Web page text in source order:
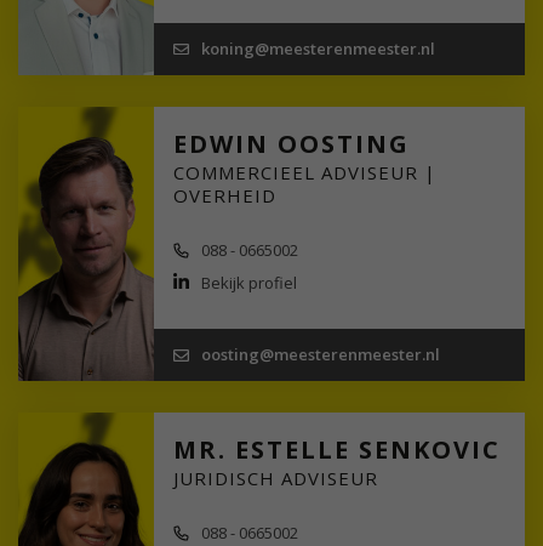
koning@meesterenmeester.nl
EDWIN OOSTING
COMMERCIEEL ADVISEUR |
OVERHEID
088 - 0665002
Bekijk profiel
oosting@meesterenmeester.nl
MR. ESTELLE SENKOVIC
JURIDISCH ADVISEUR
088 - 0665002